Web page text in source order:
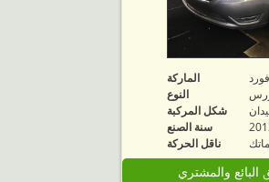
الماركة
النوع
شكل المركبة
سنة الصنع
ناقل الحركة
البائع والمشتري